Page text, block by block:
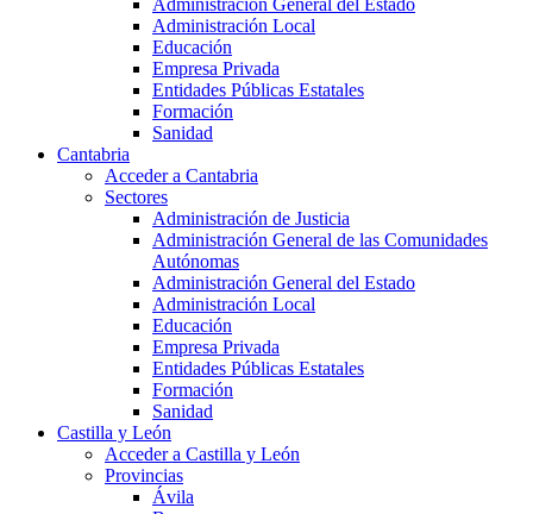
Administración General del Estado
Administración Local
Educación
Empresa Privada
Entidades Públicas Estatales
Formación
Sanidad
Cantabria
Acceder a Cantabria
Sectores
Administración de Justicia
Administración General de las Comunidades
Autónomas
Administración General del Estado
Administración Local
Educación
Empresa Privada
Entidades Públicas Estatales
Formación
Sanidad
Castilla y León
Acceder a Castilla y León
Provincias
Ávila